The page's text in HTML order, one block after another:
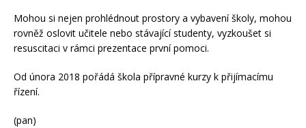
Mohou si nejen prohlédnout prostory a vybavení školy, mohou
rovněž oslovit učitele nebo stávající studenty, vyzkoušet si
resuscitaci v rámci prezentace první pomoci.
Od února 2018 pořádá škola přípravné kurzy k přijímacímu
řízení.
(pan)